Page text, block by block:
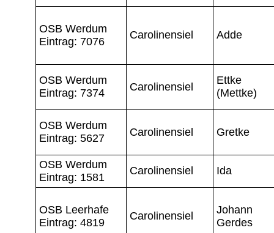
OSB Werdum
Eintrag: 7076
Carolinensiel Adde
OSB Werdum
Eintrag: 7374
Carolinensiel
Ettke
(Mettke)
OSB Werdum
Eintrag: 5627
Carolinensiel Gretke
OSB Werdum
Eintrag: 1581
Carolinensiel Ida
OSB Leerhafe
Eintrag: 4819
Carolinensiel
Johann
Gerdes